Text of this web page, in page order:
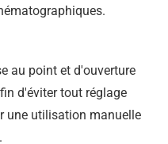
au point et d'ouverture
d'éviter tout réglage
une utilisation manuelle